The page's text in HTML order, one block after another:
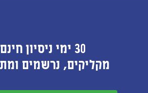
30 ימי ניסיון חינם -
מקליקים, נרשמים